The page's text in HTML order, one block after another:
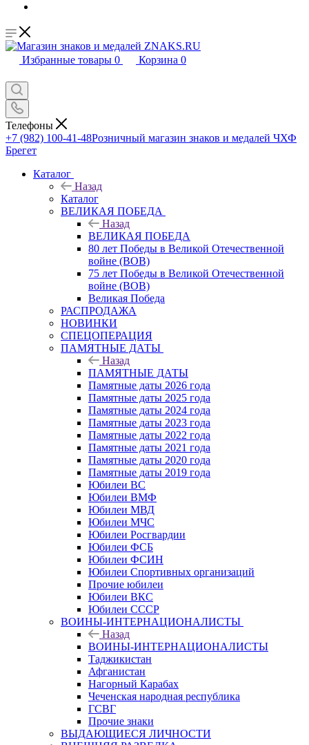
Избранные товары 0 Корзина 0
Телефоны
+7 (982) 100-41-48Розничный магазин знаков и медалей ЧХФ
Брегет
Каталог
Назад
Каталог
ВЕЛИКАЯ ПОБЕДА
Назад
ВЕЛИКАЯ ПОБЕДА
80 лет Победы в Великой Отечественной
войне (ВОВ)
75 лет Победы в Великой Отечественной
войне (ВОВ)
Великая Победа
РАСПРОДАЖА
НОВИНКИ
СПЕЦОПЕРАЦИЯ
ПАМЯТНЫЕ ДАТЫ
Назад
ПАМЯТНЫЕ ДАТЫ
Памятные даты 2026 года
Памятные даты 2025 года
Памятные даты 2024 года
Памятные даты 2023 года
Памятные даты 2022 года
Памятные даты 2021 года
Памятные даты 2020 года
Памятные даты 2019 года
Юбилеи ВС
Юбилеи ВМФ
Юбилеи МВД
Юбилеи МЧС
Юбилеи Росгвардии
Юбилеи ФСБ
Юбилеи ФСИН
Юбилеи Спортивных организаций
Прочие юбилеи
Юбилеи ВКС
Юбилеи СССР
ВОИНЫ-ИНТЕРНАЦИОНАЛИСТЫ
Назад
ВОИНЫ-ИНТЕРНАЦИОНАЛИСТЫ
Таджикистан
Афганистан
Нагорный Карабах
Чеченская народная республика
ГСВГ
Прочие знаки
ВЫДАЮЩИЕСЯ ЛИЧНОСТИ